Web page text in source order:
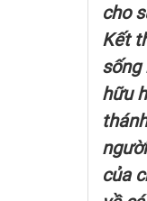
cho
Kết
sống
hữu
của